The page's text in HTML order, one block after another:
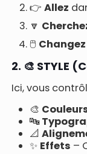
👉Allez
🔽
🖱️ Changez
2. 🎨 STYLE
Ici, vous
🎨
🔤
📐
✨ Effets –